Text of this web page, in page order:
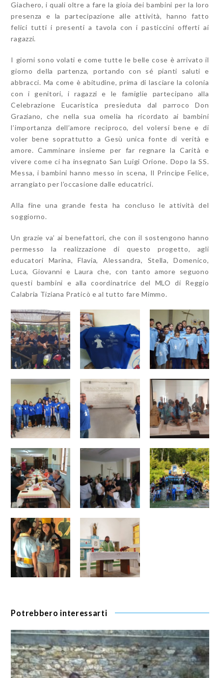
Giachero, i quali oltre a fare la gioia dei bambini per la loro
presenza e la partecipazione alle attività, hanno fatto
felici tutti i presenti a tavola con i pasticcini offerti ai
ragazzi.
I giorni sono volati e come tutte le belle cose è arrivato il
giorno della partenza, portando con sé pianti saluti e
abbracci. Ma come è abitudine, prima di lasciare la colonia
con i genitori, i ragazzi e le famiglie partecipano alla
Celebrazione Eucaristica presieduta dal parroco Don
Graziano, che nella sua omelia ha ricordato ai bambini
l’importanza dell’amore reciproco, del volersi bene e di
voler bene soprattutto a Gesù unica fonte di verità e
amore. Camminare insieme per far regnare la Carità e
vivere come ci ha insegnato San Luigi Orione. Dopo la SS.
Messa, i bambini hanno messo in scena, Il Principe Felice,
arrangiato per l’occasione dalle educatrici.
Alla fine una grande festa ha concluso le attività del
soggiorno.
Un grazie va’ ai benefattori, che con il sostengono hanno
permesso la realizzazione di questo progetto, agli
educatori Marina, Flavia, Alessandra, Stella, Domenico,
Luca, Giovanni e Laura che, con tanto amore seguono
questi bambini e alla coordinatrice del MLO di Reggio
Calabria Tiziana Praticò e al tutto fare Mimmo.
Potrebbero interessarti